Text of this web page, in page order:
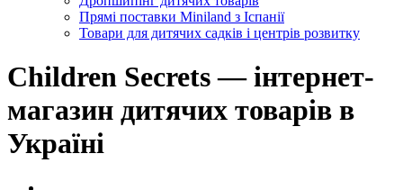
Прямі поставки Miniland з Іспанії
Товари для дитячих садків і центрів розвитку
Children Secrets — інтернет-
магазин дитячих товарів в
Україні